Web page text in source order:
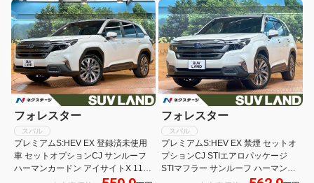
純正18インチAW LEDヘッド
ゲート 黒革シート ルーフレール
フォレスター
スバル
プレミアムS:HEV EX 登録済未使用
車 セットオプションCJ サンルーフ
ハーマンカードン アイサイトX 11型
フォレスター
スバル
プレミアムS:HEV EX 禁煙 セットオ
プションCJ STIエアロパッケージ
STIマフラー サンルーフ ハーマンカ